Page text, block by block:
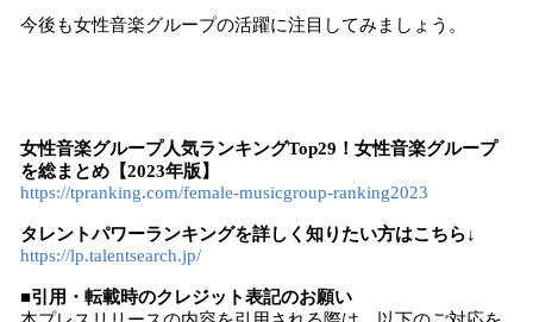
今後も女性音楽グループの活躍に注目してみましょう。
女性音楽グループ人気ランキングTop29！女性音楽グループ
を総まとめ【2023年版】
https://tpranking.com/female-musicgroup-ranking2023
タレントパワーランキングを詳しく知りたい方はこちら↓
https://lp.talentsearch.jp/
■引用・転載時のクレジット表記のお願い